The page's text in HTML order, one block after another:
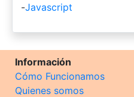
-Javascript
Información
Cómo Funcionamos
Quienes somos